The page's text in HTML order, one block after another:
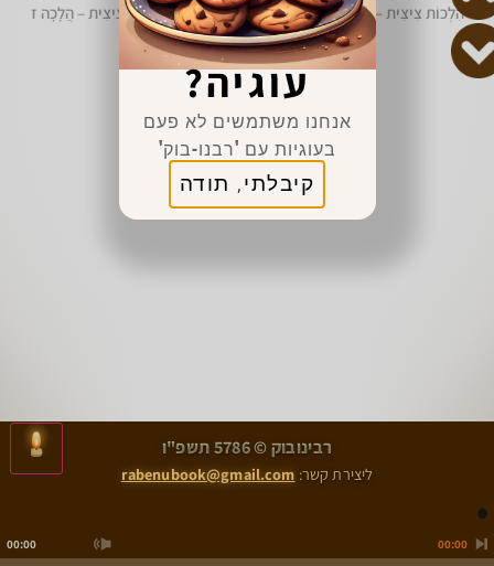
הִלְכוֹת צִיצִית – הֲלָכָה ה הִלְכוֹת צִיצִית – הֲלָכָה ז
>
הִלְכוֹת צִיצִית – הֲלָכָה ז
00:00
00:00
רבינובוק © 5786 תשפ"ו
ליצירת קשר: rabenubook@gmail.com
עוגיה?
אנחנו משתמשים לא פעם
בעוגיות עם 'רבנו-בוק'
קיבלתי, תודה